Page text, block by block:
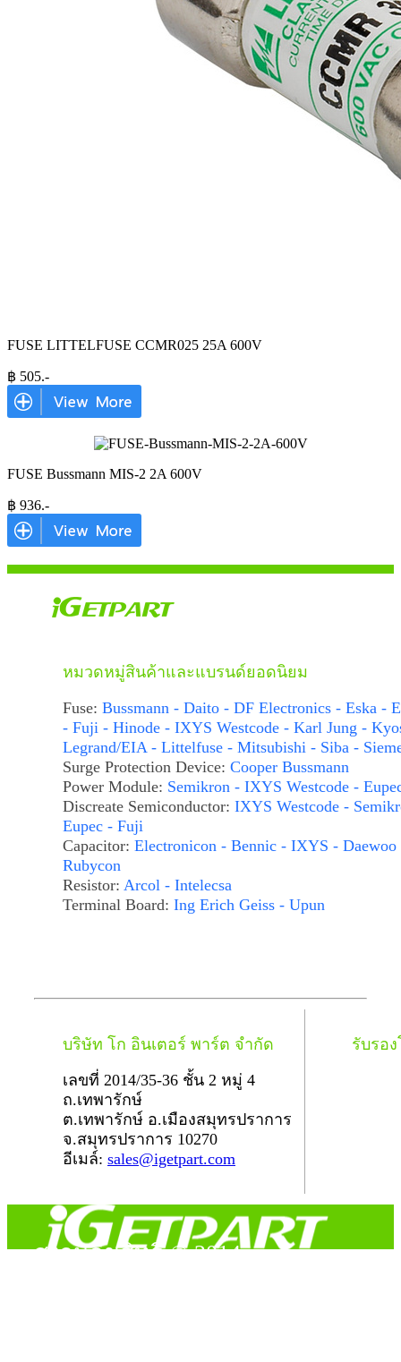
FUSE LITTELFUSE CCMR025 25A 600V
฿ 505.-
FUSE Bussmann MIS-2 2A 600V
฿ 936.-
หมวดหมู่สินค้าและแบรนด์ยอดนิยม
Fuse: Bussmann - Daito - DF Electronics - Eska -
- Fuji - Hinode - IXYS Westcode - Karl Jung -
Legrand/EIA - Littelfuse - Mitsubishi - Siba -
Surge Protection Device: Cooper Bussmann
Power Module: Semikron - IXYS Westcode -
Discreate Semiconductor: IXYS Westcode -
Eupec - Fuji
Capacitor: Electronicon - Bennic - IXYS - Daewoo
Rubycon
Resistor: Arcol - Intelecsa
Terminal Board: Ing Erich Geiss - Upun
บริษัท โก อินเตอร์ พาร์ต จำกัด
เลขที่ 2014/35-36 ชั้น 2 หมู่ 4
ถ.เทพารักษ์
ต.เทพารักษ์ อ.เมืองสมุทรปราการ
จ.สมุทรปราการ 10270
อีเมล์: sales@igetpart.com
รับรอ
สงวนลิขสิทธิ์ © 2014